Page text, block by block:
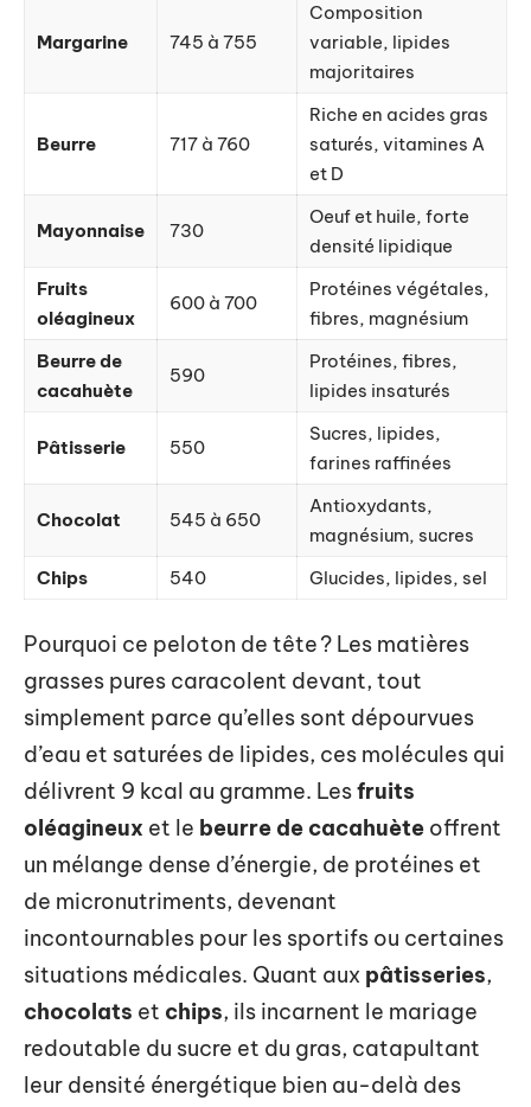
Margarine 745 à 755
Composition
variable, lipides
majoritaires
Beurre 717 à 760
Riche en acides gras
saturés, vitamines A
et D
Mayonnaise 730
Oeuf et huile, forte
densité lipidique
Fruits
oléagineux
600 à 700
Protéines végétales,
fibres, magnésium
Beurre de
cacahuète
590
Protéines, fibres,
lipides insaturés
Pâtisserie 550
Sucres, lipides,
farines raffinées
Chocolat 545 à 650
Antioxydants,
magnésium, sucres
Chips
540 Glucides, lipides, sel
Pourquoi ce peloton de tête ? Les matières
grasses pures caracolent devant, tout
simplement parce qu’elles sont dépourvues
d’eau et saturées de lipides, ces molécules qui
délivrent 9 kcal au gramme. Lesfruits
oléagineux et le beurre de cacahuète offrent
un mélange dense d’énergie, de protéines et
de micronutriments, devenant
incontournables pour les sportifs ou certaines
situations médicales. Quant aux pâtisseries,
chocolats et chips, ils incarnent le mariage
redoutable du sucre et du gras, catapultant
leur densité énergétique bien au-delà des